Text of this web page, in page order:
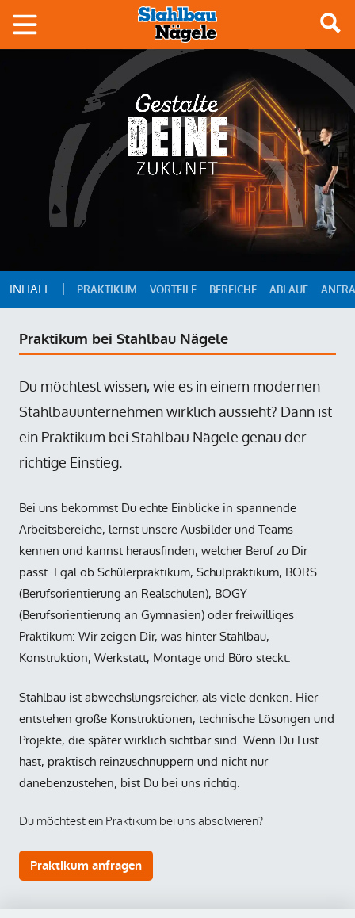
INHALT PRAKTIKUM VORTEILE BEREICHE ABLAUF
Praktikum bei Stahlbau Nägele
Du möchtest wissen, wie es in einem modernen
Stahlbauunternehmen wirklich aussieht? Dann ist
ein Praktikum bei Stahlbau Nägele genau der
richtige Einstieg.
Bei uns bekommst Du echte Einblicke in spannende
Arbeitsbereiche, lernst unsere Ausbilder und Teams
kennen und kannst herausfinden, welcher Beruf zu Dir
passt. Egal ob Schülerpraktikum, Schulpraktikum, BORS
(Berufsorientierung an Realschulen), BOGY
(Berufsorientierung an Gymnasien) oder freiwilliges
Praktikum: Wir zeigen Dir, was hinter Stahlbau,
Konstruktion, Werkstatt, Montage und Büro steckt.
Stahlbau ist abwechslungsreicher, als viele denken. Hier
entstehen große Konstruktionen, technische Lösungen und
Projekte, die später wirklich sichtbar sind. Wenn Du Lust
hast, praktisch reinzuschnuppern und nicht nur
danebenzustehen, bist Du bei uns richtig.
Du möchtest ein Praktikum bei uns absolvieren?
Praktikum anfragen